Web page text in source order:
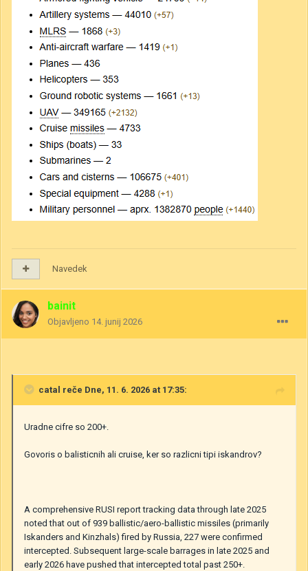
Navedek
bainit
Objavljeno 14. junij 2026
catal reče Dne, 11. 6. 2026 at 17:35:
Uradne cifre so 200+.
Govoris o balisticnih ali cruise, ker so razlicni tipi iskandrov?
A comprehensive RUSI report tracking data through late 2025
noted that out of 939 ballistic/aero-ballistic missiles (primarily
Iskanders and Kinzhals) fired by Russia, 227 were confirmed
intercepted. Subsequent large-scale barrages in late 2025 and
early 2026 have pushed that intercepted total past 250+.